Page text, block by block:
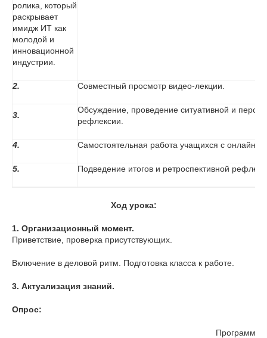
ролика, который
раскрывает
имидж ИТ как
молодой и
инновационной
индустрии.
2. Совместный просмотр видео-лекции.
3.
Обсуждение, проведение ситуативной и
рефлексии.
4. Самостоятельная работа учащихся с онлайн
5. Подведение итогов и ретроспективной
Ход урока:
1. Организационный момент.
Приветствие, проверка присутствующих.
Включение в деловой ритм. Подготовка класса к работе.
3. Актуализация знаний.
Опрос: